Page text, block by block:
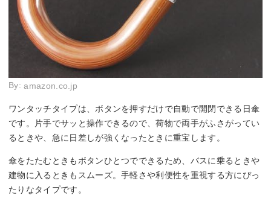
By:amazon.co.jp
ワンタッチタイプは、ボタンを押すだけで自動で開閉できる日傘
です。片手でサッと操作できるので、荷物で両手がふさがってい
るときや、急に日差しが強くなったときに重宝します。
傘をたたむときもボタンひとつでできるため、バスに乗るときや
建物に入るときもスムーズ。手軽さや利便性を重視する方にぴっ
たりなタイプです。